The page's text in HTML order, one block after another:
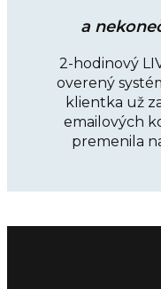
a
2-hodinový
overený
klientka už
emailových
premenila